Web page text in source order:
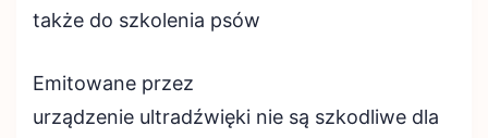
także do szkolenia psów
Emitowane przez
urządzenie ultradźwięki nie są szkodliwe dla